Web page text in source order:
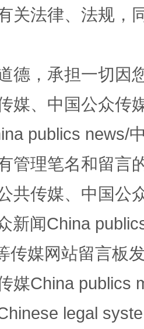
体化项目 走
秋近 山西：
关法律、法规，
德，承担一切因
媒、中国公众传
publics news/
管理笔名和留言
共传媒、中国公
新闻China
传媒网站留言板
媒China publics
legal